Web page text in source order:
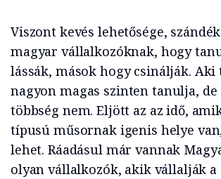
Viszont kevés lehetősége,
magyar vállalkozóknak, hogy
lássák, mások hogy csinálják. Aki
nagyon magas szinten tanulja, de
többség nem. Eljött az az idő,
típusú műsornak igenis helye
lehet. Ráadásul már vannak
olyan vállalkozók, akik vállalják a